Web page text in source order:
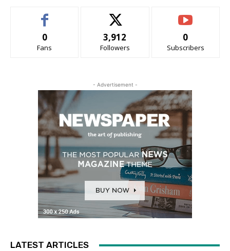
0
Fans
3,912
Followers
0
Subscribers
- Advertisement -
LATEST ARTICLES